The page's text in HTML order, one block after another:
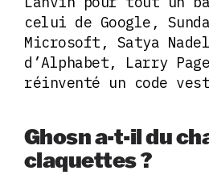
celui de Google,
Microsoft, Satya
d’Alphabet, Larry
réinventé un code
Ghosn a-t-il du
claquettes ?